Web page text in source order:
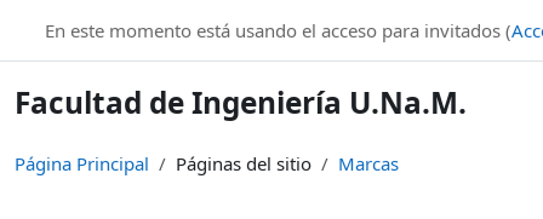
En este momento está usando el acceso para invitados (
Facultad de Ingeniería U.Na.M.
Página Principal Páginas del sitio Marcas